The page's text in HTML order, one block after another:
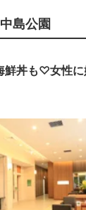
島公園
鮮丼も♡女性